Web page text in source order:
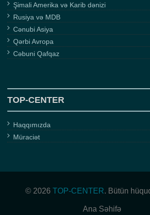
Şimali Amerika və Karib dənizi
Rusiya və MDB
Cənubi Asiya
Qərbi Avropa
Cəbuni Qafqaz
TOP-CENTER
Haqqımızda
Müraciət
© 2026 TOP-CENTER. Bütün
Ana Səhifə